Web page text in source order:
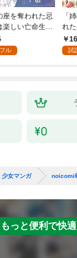
座を奪われた忌
楽しい亡命生活
ます！１
ル
「
れ
今
ます
試
少女マンガ noicomi
っと便利で快適